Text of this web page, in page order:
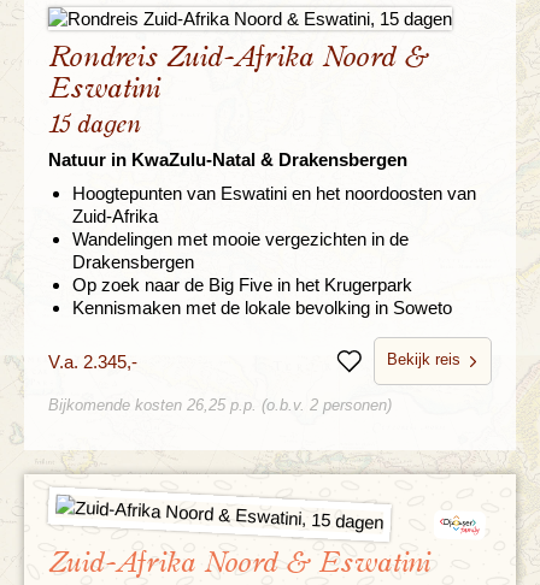
Rondreis Zuid-Afrika Noord &
Eswatini
15 dagen
Natuur in KwaZulu-Natal & Drakensbergen
Hoogtepunten van Eswatini en het noordoosten van
Zuid-Afrika
Wandelingen met mooie vergezichten in de
Drakensbergen
Op zoek naar de Big Five in het Krugerpark
Kennismaken met de lokale bevolking in Soweto
V.a. 2.345,- BewarenBekijk reis
Bijkomende kosten 26,25 p.p. (o.b.v. 2 personen)
Zuid-Afrika Noord & Eswatini